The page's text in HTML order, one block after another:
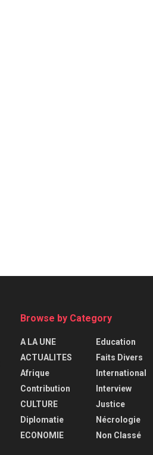
Browse by Category
A LA UNE
ACTUALITES
Afrique
Contribution
CULTURE
Diplomatie
ECONOMIE
Education
Faits Divers
International
Interview
Justice
Nécrologie
Non Classé